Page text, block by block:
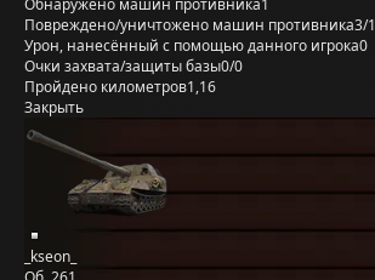
Обнаружено машин противника1
Повреждено/уничтожено машин противника3/1
Урон, нанесённый с помощью данного игрока0
Очки захвата/защиты базы0/0
Пройдено километров1,16
Закрыть
_kseon_